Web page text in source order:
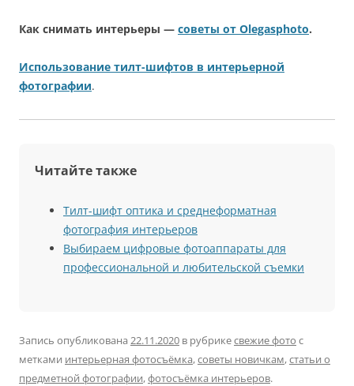
Как снимать интерьеры — советы от Olegasphoto.
Использование тилт-шифтов в интерьерной
фотографии.
Читайте также
Тилт-шифт оптика и среднеформатная
фотография интерьеров
Выбираем цифровые фотоаппараты для
профессиональной и любительской съемки
Запись опубликована 22.11.2020 в рубрикесвежие фото с
метками интерьерная фотосъёмка,советы новичкам,статьи о
предметной фотографии,фотосъёмка интерьеров.